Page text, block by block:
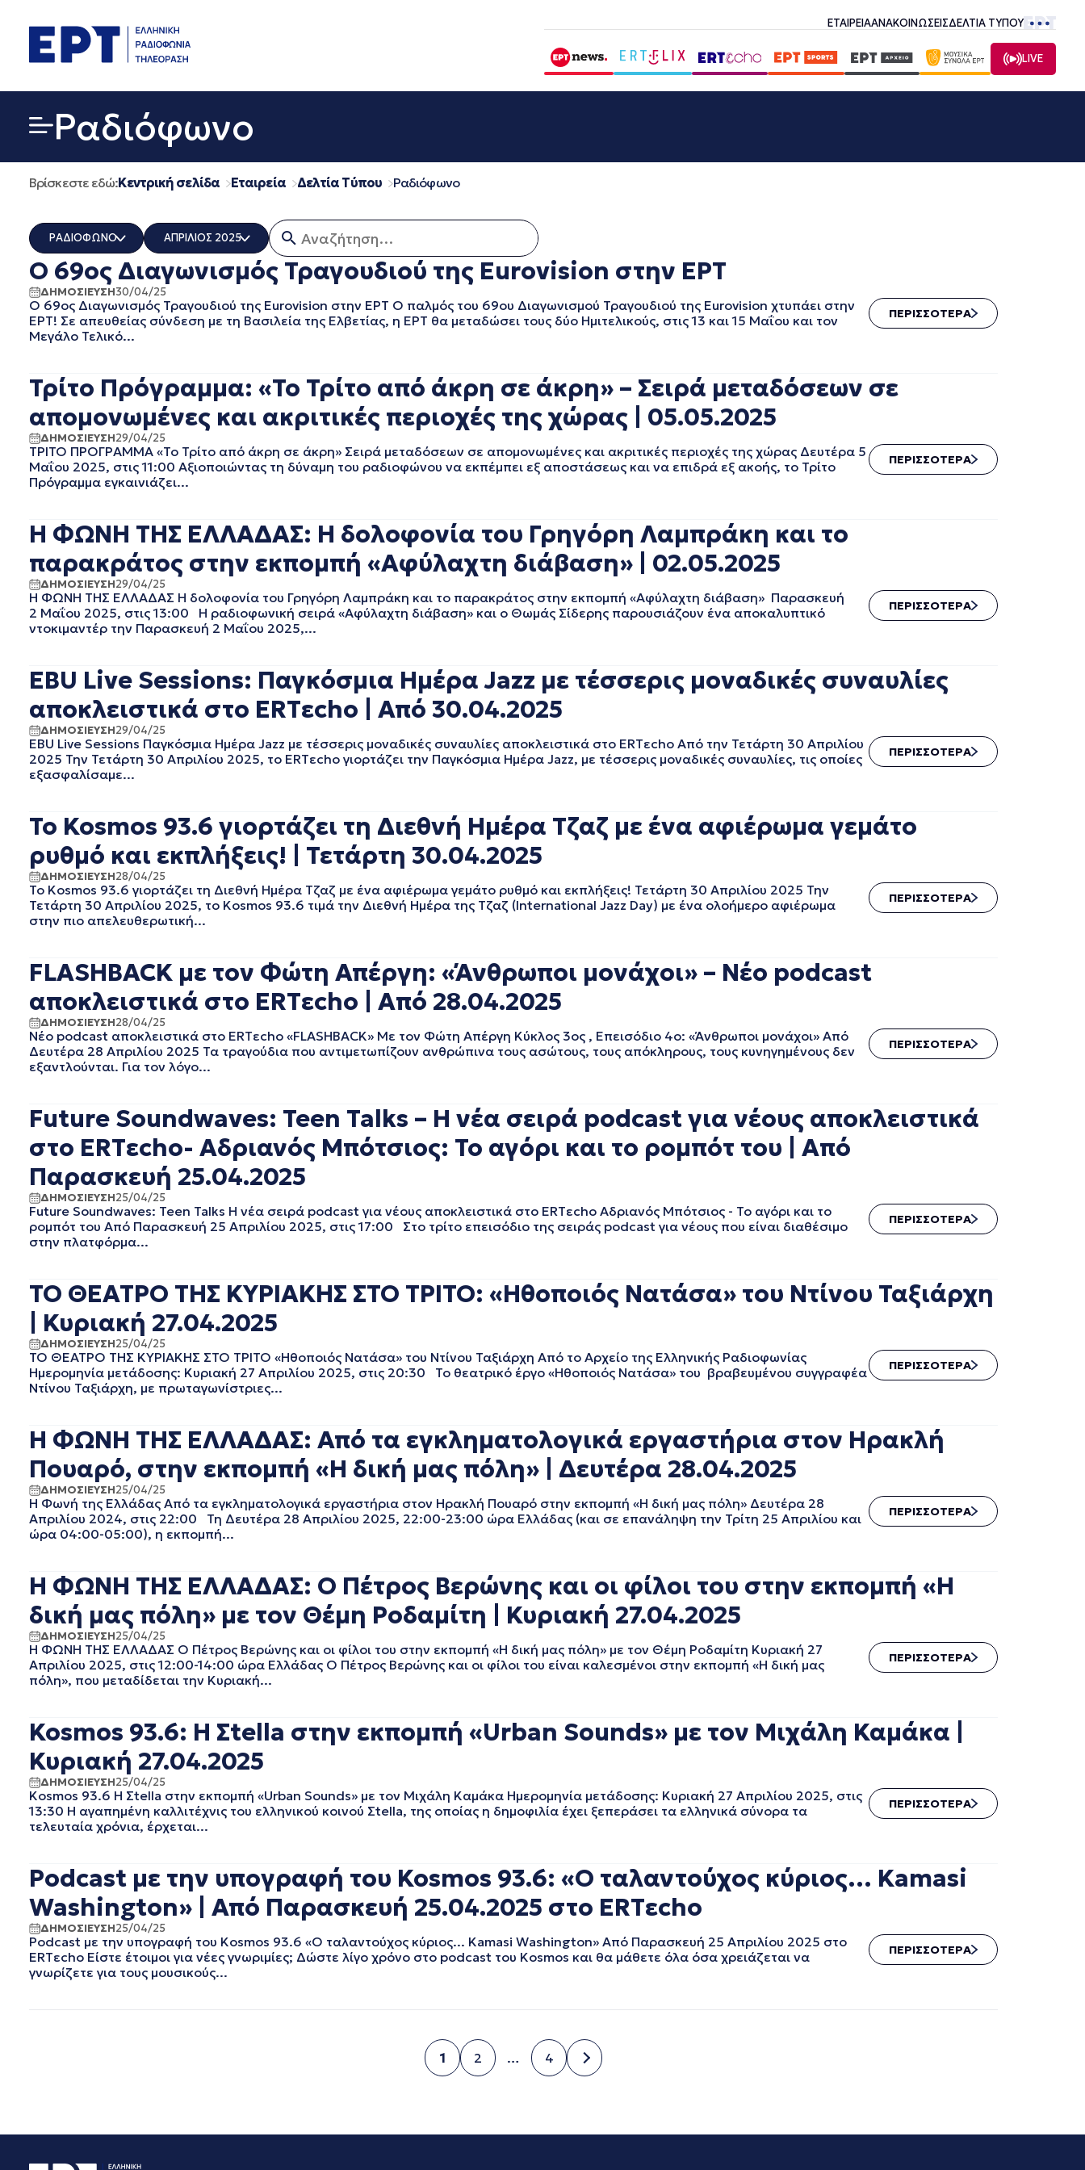
περιεχόμενο
ΕΤΑΙΡΕΙΑΑΝΑΚΟΙΝΩΣΕΙΣΔΕΛΤΙΑ ΤΥΠΟΥ
LIVE
Ραδιόφωνο
Βρίσκεστε εδώ:Κεντρική σελίδα Εταιρεία Δελτία Τύπου Ραδιόφωνο
ΡΑΔΙΟΦΩΝΟ
ΟΛΑ
ERT COSMOS
ERTECHO
ERTFLIX
EUROVISION - EBU
EΡΤ2 ΣΠΟΡ
EΡΤ3
EΡΤNEWS
ΑΘΛΗΤΙΚΑ
ΓΕΝΙΚΗ
ΓΡΑΦΕΙΟ ΤΥΠΟΥ ΕΡΤ
ΠΟΛΙΤΙΚΗ
ΠΟΛΙΤΙΣΜΟΣ
ΤΗΛΕΟΡΑΣΗ
ΑΠΡΙΛΙΟΣ 2025
ΟΛΑ
ΔΕΚΕΜΒΡΙΟΣ 2025
ΝΟΕΜΒΡΙΟΣ 2025
ΟΚΤΩΒΡΙΟΣ 2025
ΙΟΥΛΙΟΣ 2025
ΙΟΥΝΙΟΣ 2025
ΜΑΙΟΣ 2025
ΑΠΡΙΛΙΟΣ 2025
ΜΑΡΤΙΟΣ 2025
ΦΕΒΡΟΥΑΡΙΟΣ 2025
ΝΟΕΜΒΡΙΟΣ 2024
ΣΕΠΤΕΜΒΡΙΟΣ 2024
ΑΥΓΟΥΣΤΟΣ 2024
ΙΟΥΛΙΟΣ 2024
ΙΟΥΝΙΟΣ 2024
ΜΑΡΤΙΟΣ 2024
ΦΕΒΡΟΥΑΡΙΟΣ 2024
ΙΑΝΟΥΑΡΙΟΣ 2024
ΔΕΚΕΜΒΡΙΟΣ 2023
ΝΟΕΜΒΡΙΟΣ 2023
ΙΟΥΛΙΟΣ 2023
ΙΟΥΝΙΟΣ 2023
ΜΑΙΟΣ 2023
ΑΠΡΙΛΙΟΣ 2023
ΜΑΡΤΙΟΣ 2023
ΦΕΒΡΟΥΑΡΙΟΣ 2023
ΝΟΕΜΒΡΙΟΣ 2022
ΟΚΤΩΒΡΙΟΣ 2022
ΣΕΠΤΕΜΒΡΙΟΣ 2022
ΑΥΓΟΥΣΤΟΣ 2022
ΙΟΥΛΙΟΣ 2022
ΙΟΥΝΙΟΣ 2022
ΑΠΡΙΛΙΟΣ 2022
ΜΑΡΤΙΟΣ 2022
ΦΕΒΡΟΥΑΡΙΟΣ 2022
ΙΑΝΟΥΑΡΙΟΣ 2022
ΔΕΚΕΜΒΡΙΟΣ 2021
ΝΟΕΜΒΡΙΟΣ 2021
ΟΚΤΩΒΡΙΟΣ 2021
ΣΕΠΤΕΜΒΡΙΟΣ 2021
ΙΟΥΝΙΟΣ 2021
ΜΑΙΟΣ 2021
ΑΠΡΙΛΙΟΣ 2021
ΜΑΡΤΙΟΣ 2021
ΦΕΒΡΟΥΑΡΙΟΣ 2021
ΙΑΝΟΥΑΡΙΟΣ 2021
ΟΚΤΩΒΡΙΟΣ 2020
ΣΕΠΤΕΜΒΡΙΟΣ 2020
ΑΥΓΟΥΣΤΟΣ 2020
ΙΟΥΛΙΟΣ 2020
ΙΟΥΝΙΟΣ 2020
ΜΑΙΟΣ 2020
ΦΕΒΡΟΥΑΡΙΟΣ 2020
ΙΑΝΟΥΑΡΙΟΣ 2020
ΔΕΚΕΜΒΡΙΟΣ 2019
ΝΟΕΜΒΡΙΟΣ 2019
ΟΚΤΩΒΡΙΟΣ 2019
ΣΕΠΤΕΜΒΡΙΟΣ 2019
ΙΟΥΛΙΟΣ 2019
ΙΟΥΝΙΟΣ 2019
ΜΑΙΟΣ 2019
ΑΠΡΙΛΙΟΣ 2019
ΜΑΡΤΙΟΣ 2019
ΦΕΒΡΟΥΑΡΙΟΣ 2019
ΙΑΝΟΥΑΡΙΟΣ 2019
ΟΚΤΩΒΡΙΟΣ 2018
ΣΕΠΤΕΜΒΡΙΟΣ 2018
ΑΥΓΟΥΣΤΟΣ 2018
ΙΟΥΛΙΟΣ 2018
ΙΟΥΝΙΟΣ 2018
ΜΑΙΟΣ 2018
Αναζήτηση για:
Ο 69ος Διαγωνισμός Τραγουδιού της Eurovision στην ΕΡΤ
ΔΗΜΟΣΙΕΥΣΗ30/04/25
Ο 69ος Διαγωνισμός Τραγουδιού της Eurovision στην ΕΡΤ Ο παλμός του 69ου Διαγωνισμού Τραγουδιού της Eurovision χτυπάει στην
ΕΡΤ! Σε απευθείας σύνδεση με τη Βασιλεία της Ελβετίας, η ΕΡΤ θα μεταδώσει τους δύο Ημιτελικούς, στις 13 και 15 Μαΐου και τον
Μεγάλο Τελικό...
ΠΕΡΙΣΣΟΤΕΡΑ
Τρίτο Πρόγραμμα: «Το Τρίτο από άκρη σε άκρη» – Σειρά μεταδόσεων σε
απομονωμένες και ακριτικές περιοχές της χώρας | 05.05.2025
ΔΗΜΟΣΙΕΥΣΗ29/04/25
ΤΡΙΤΟ ΠΡΟΓΡΑΜΜΑ «Το Τρίτο από άκρη σε άκρη» Σειρά μεταδόσεων σε απομονωμένες και ακριτικές περιοχές της χώρας Δευτέρα 5
Μαΐου 2025, στις 11:00 Αξιοποιώντας τη δύναμη του ραδιοφώνου να εκπέμπει εξ αποστάσεως και να επιδρά εξ ακοής, το Τρίτο
Πρόγραμμα εγκαινιάζει...
ΠΕΡΙΣΣΟΤΕΡΑ
Η ΦΩΝΗ ΤΗΣ ΕΛΛΑΔΑΣ: Η δολοφονία του Γρηγόρη Λαμπράκη και το
παρακράτος στην εκπομπή «Αφύλαχτη διάβαση» | 02.05.2025
ΔΗΜΟΣΙΕΥΣΗ29/04/25
Η ΦΩΝΗ ΤΗΣ ΕΛΛΑΔΑΣ Η δολοφονία του Γρηγόρη Λαμπράκη και το παρακράτος στην εκπομπή «Αφύλαχτη διάβαση» Παρασκευή
2 Μαΐου 2025, στις 13:00 Η ραδιοφωνική σειρά «Αφύλαχτη διάβαση» και ο Θωμάς Σίδερης παρουσιάζουν ένα αποκαλυπτικό
ντοκιμαντέρ την Παρασκευή 2 Μαΐου 2025,...
ΠΕΡΙΣΣΟΤΕΡΑ
EBU Live Sessions: Παγκόσμια Ημέρα Jazz με τέσσερις μοναδικές συναυλίες
αποκλειστικά στο ERTεcho | Από 30.04.2025
ΔΗΜΟΣΙΕΥΣΗ29/04/25
EBU Live Sessions Παγκόσμια Ημέρα Jazz με τέσσερις μοναδικές συναυλίες αποκλειστικά στο ERTεcho Από την Τετάρτη 30 Απριλίου
2025 Την Τετάρτη 30 Απριλίου 2025, το ERTεcho γιορτάζει την Παγκόσμια Ημέρα Jazz, με τέσσερις μοναδικές συναυλίες, τις οποίες
εξασφαλίσαμε...
ΠΕΡΙΣΣΟΤΕΡΑ
Το Kosmos 93.6 γιορτάζει τη Διεθνή Ημέρα Τζαζ με ένα αφιέρωμα γεμάτο
ρυθμό και εκπλήξεις! | Τετάρτη 30.04.2025
ΔΗΜΟΣΙΕΥΣΗ28/04/25
Το Kosmos 93.6 γιορτάζει τη Διεθνή Ημέρα Τζαζ με ένα αφιέρωμα γεμάτο ρυθμό και εκπλήξεις! Τετάρτη 30 Απριλίου 2025 Την
Τετάρτη 30 Απριλίου 2025, το Kosmos 93.6 τιμά την Διεθνή Ημέρα της Τζαζ (International Jazz Day) με ένα ολοήμερο αφιέρωμα
στην πιο απελευθερωτική...
ΠΕΡΙΣΣΟΤΕΡΑ
FLASHBACK με τον Φώτη Απέργη: «Άνθρωποι μονάχοι» – Νέο podcast
αποκλειστικά στο ERTεcho | Aπό 28.04.2025
ΔΗΜΟΣΙΕΥΣΗ28/04/25
Νέο podcast αποκλειστικά στο ERTεcho «FLASHBACK» Με τον Φώτη Απέργη Κύκλος 3ος , Επεισόδιο 4ο: «Άνθρωποι μονάχοι» Από
Δευτέρα 28 Απριλίου 2025 Τα τραγούδια που αντιμετωπίζουν ανθρώπινα τους ασώτους, τους απόκληρους, τους κυνηγημένους δεν
εξαντλούνται. Για τον λόγο...
ΠΕΡΙΣΣΟΤΕΡΑ
Future Soundwaves: Teen Talks – Η νέα σειρά podcast για νέους αποκλειστικά
στο ERTεcho- Αδριανός Μπότσιος: Το αγόρι και το ρομπότ του | Aπό
Παρασκευή 25.04.2025
ΔΗΜΟΣΙΕΥΣΗ25/04/25
Future Soundwaves: Teen Talks Η νέα σειρά podcast για νέους αποκλειστικά στο ERTεcho Αδριανός Μπότσιος - Το αγόρι και το
ρομπότ του Από Παρασκευή 25 Απριλίου 2025, στις 17:00 Στο τρίτο επεισόδιο της σειράς podcast για νέους που είναι διαθέσιμο
στην πλατφόρμα...
ΠΕΡΙΣΣΟΤΕΡΑ
ΤΟ ΘΕΑΤΡΟ ΤΗΣ ΚΥΡΙΑΚΗΣ ΣΤΟ ΤΡΙΤΟ: «Ηθοποιός Νατάσα» του Ντίνου Ταξιάρχη
| Κυριακή 27.04.2025
ΔΗΜΟΣΙΕΥΣΗ25/04/25
ΤΟ ΘΕΑΤΡΟ ΤΗΣ ΚΥΡΙΑΚΗΣ ΣΤΟ ΤΡΙΤΟ «Ηθοποιός Νατάσα» του Ντίνου Ταξιάρχη Από το Αρχείο της Ελληνικής Ραδιοφωνίας
Ημερομηνία μετάδοσης: Κυριακή 27 Απριλίου 2025, στις 20:30 Το θεατρικό έργο «Ηθοποιός Νατάσα» του βραβευμένου συγγραφέα
Ντίνου Ταξιάρχη, με πρωταγωνίστριες...
ΠΕΡΙΣΣΟΤΕΡΑ
Η ΦΩΝΗ ΤΗΣ ΕΛΛΑΔΑΣ: Από τα εγκληματολογικά εργαστήρια στον Ηρακλή
Πουαρό, στην εκπομπή «Η δική μας πόλη» | Δευτέρα 28.04.2025
ΔΗΜΟΣΙΕΥΣΗ25/04/25
Η Φωνή της Ελλάδας Από τα εγκληματολογικά εργαστήρια στον Ηρακλή Πουαρό στην εκπομπή «Η δική μας πόλη» Δευτέρα 28
Απριλίου 2024, στις 22:00 Τη Δευτέρα 28 Απριλίου 2025, 22:00-23:00 ώρα Ελλάδας (και σε επανάληψη την Τρίτη 25 Απριλίου και
ώρα 04:00-05:00), η εκπομπή...
ΠΕΡΙΣΣΟΤΕΡΑ
Η ΦΩΝΗ ΤΗΣ ΕΛΛΑΔΑΣ: Ο Πέτρος Βερώνης και οι φίλοι του στην εκπομπή «Η
δική μας πόλη» με τον Θέμη Ροδαμίτη | Κυριακή 27.04.2025
ΔΗΜΟΣΙΕΥΣΗ25/04/25
Η ΦΩΝΗ ΤΗΣ ΕΛΛΑΔΑΣ Ο Πέτρος Βερώνης και οι φίλοι του στην εκπομπή «Η δική μας πόλη» με τον Θέμη Ροδαμίτη Κυριακή 27
Απριλίου 2025, στις 12:00-14:00 ώρα Ελλάδας Ο Πέτρος Βερώνης και οι φίλοι του είναι καλεσμένοι στην εκπομπή «Η δική μας
πόλη», που μεταδίδεται την Κυριακή...
ΠΕΡΙΣΣΟΤΕΡΑ
Kosmos 93.6: Η Σtella στην εκπομπή «Urban Sounds» με τον Μιχάλη Καμάκα |
Κυριακή 27.04.2025
ΔΗΜΟΣΙΕΥΣΗ25/04/25
Kosmos 93.6 Η Σtella στην εκπομπή «Urban Sounds» με τον Μιχάλη Καμάκα Ημερομηνία μετάδοσης: Κυριακή 27 Απριλίου 2025, στις
13:30 Η αγαπημένη καλλιτέχνις του ελληνικού κοινού Σtella, της οποίας η δημοφιλία έχει ξεπεράσει τα ελληνικά σύνορα τα
τελευταία χρόνια, έρχεται...
ΠΕΡΙΣΣΟΤΕΡΑ
Podcast με την υπογραφή του Kosmos 93.6: «Ο ταλαντούχος κύριος… Kamasi
Washington» | Από Παρασκευή 25.04.2025 στο ERTεcho
ΔΗΜΟΣΙΕΥΣΗ25/04/25
Podcast με την υπογραφή του Kosmos 93.6 «Ο ταλαντούχος κύριος... Kamasi Washington» Από Παρασκευή 25 Απριλίου 2025 στο
ERTεcho Είστε έτοιμοι για νέες γνωριμίες; Δώστε λίγο χρόνο στο podcast του Kosmos και θα μάθετε όλα όσα χρειάζεται να
γνωρίζετε για τους μουσικούς...
ΠΕΡΙΣΣΟΤΕΡΑ
Σελίδα
1
Σελίδα
2
…
Σελίδα
4